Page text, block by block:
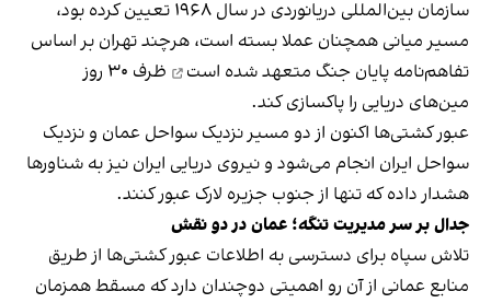
سازمان بین‌المللی دریانوردی در سال ۱۹۶۸ تعیین کرده بود،
مسیر میانی همچنان عملا بسته است، هرچند تهران بر اساس
تفاهم‌نامه پایان جنگ متعهد شده است
ظرف ۳۰ روز
مین‌های دریایی را پاکسازی کند.
عبور کشتی‌ها اکنون از دو مسیر نزدیک سواحل عمان و نزدیک
سواحل ایران انجام می‌شود و نیروی دریایی ایران نیز به شناورها
هشدار داده که تنها از جنوب جزیره لارک عبور کنند.
جدال بر سر مدیریت تنگه؛ عمان در دو نقش
تلاش سپاه برای دسترسی به اطلاعات عبور کشتی‌ها از طریق
منابع عمانی از آن رو اهمیتی دوچندان دارد که مسقط همزمان